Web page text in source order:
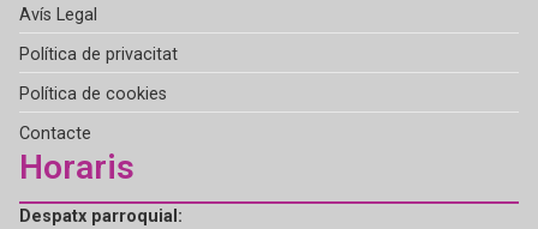
Avís Legal
Política de privacitat
Política de cookies
Contacte
Horaris
Despatx parroquial: